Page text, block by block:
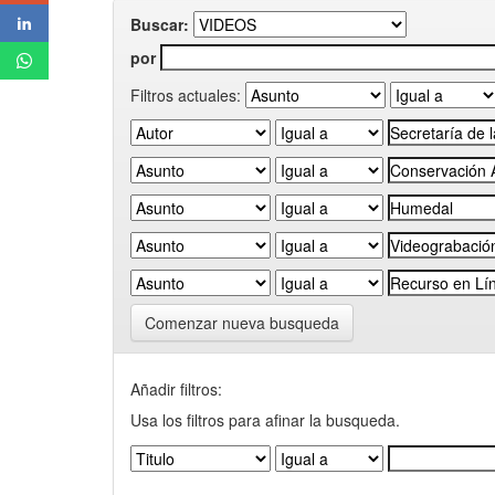
Buscar:
por
Filtros actuales:
Comenzar nueva busqueda
Añadir filtros:
Usa los filtros para afinar la busqueda.